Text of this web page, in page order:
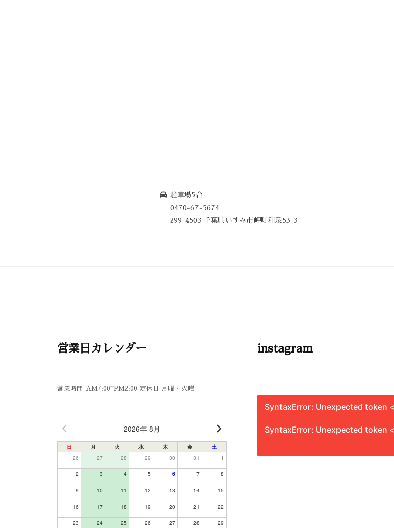
駐車場5台
0470-67-5674
299-4503 千葉県いすみ市岬町和泉53-3
営業日カレンダー
営業時間 AM7:00~PM2:00 定休日 月曜・火曜
2026年 8月
日 月 火 水 木 金 土
26 27 28 29 30 31 1
2 3 4 5 6 7 8
9 10 11 12 13 14 15
16 17 18 19 20 21 22
23 24 25 26 27 28 29
instagram
SyntaxError: Unexpected token
SyntaxError: Unexpected token